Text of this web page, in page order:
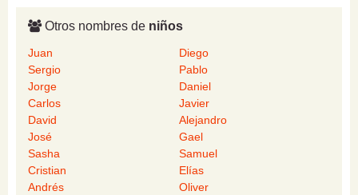
Otros nombres de niños
Juan
Diego
Sergio
Pablo
Jorge
Daniel
Carlos
Javier
David
Alejandro
José
Gael
Sasha
Samuel
Cristian
Elías
Andrés
Oliver